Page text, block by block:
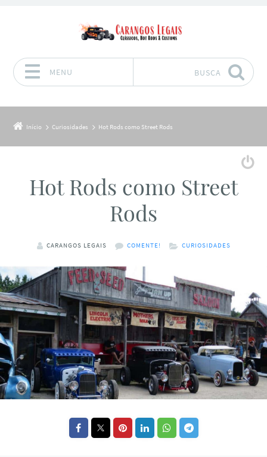
MENU BUSCA
Início Curiosidades Hot Rods como Street Rods
Hot Rods como Street
Rods
CARANGOS LEGAIS COMENTE! CURIOSIDADES